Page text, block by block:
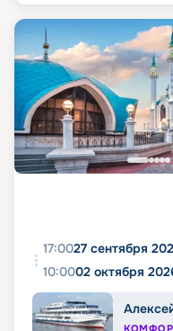
17:0027 сентября
10:0002 октября